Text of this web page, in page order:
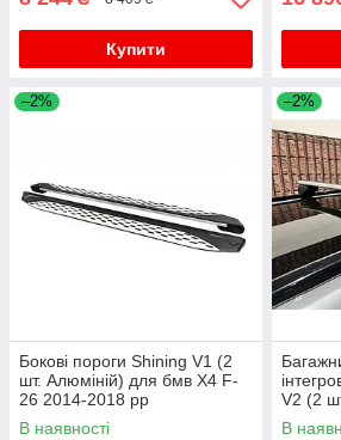
Купити
–2%
Бокові пороги Shining V1 (2
шт. Алюміній) для бмв X4 F-
26 2014-2018 рр
В наявності
–2%
V2 (2
бмв X4
В